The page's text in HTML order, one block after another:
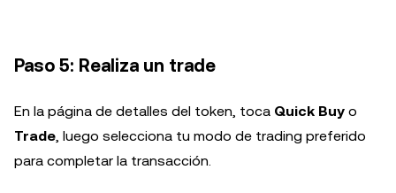
Paso 5: Realiza un trade
En la página de detalles del token, toca Quick Buy o
Trade, luego selecciona tu modo de trading preferido
para completar la transacción.